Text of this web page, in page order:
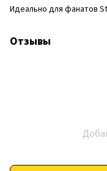
Идеально для фанатов
Отзывы